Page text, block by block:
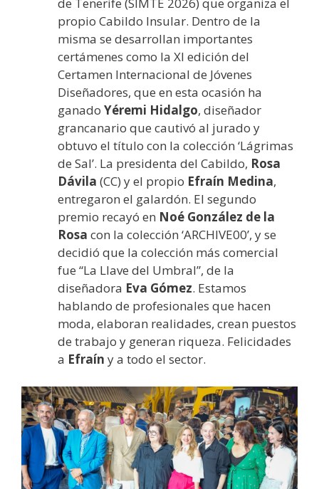
de Tenerife (SIMTE 2026) que organiza el
propio Cabildo Insular. Dentro de la
misma se desarrollan importantes
certámenes como la XI edición del
Certamen Internacional de Jóvenes
Diseñadores, que en esta ocasión ha
ganado Yéremi Hidalgo, diseñador
grancanario que cautivó al jurado y
obtuvo el título con la colección ‘Lágrimas
de Sal’. La presidenta del Cabildo, Rosa
Dávila (CC) y el propio Efraín Medina,
entregaron el galardón. El segundo
premio recayó en Noé González de la
Rosa con la colección ‘ARCHIVE00’, y se
decidió que la colección más comercial
fue “La Llave del Umbral”, de la
diseñadora Eva Gómez. Estamos
hablando de profesionales que hacen
moda, elaboran realidades, crean puestos
de trabajo y generan riqueza. Felicidades
a Efraín y a todo el sector.